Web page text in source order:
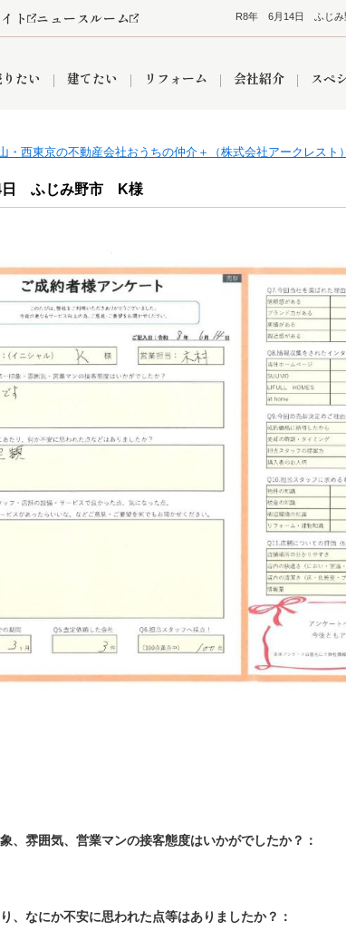
R8年 6月14日 ふじみ
ト ニュースルーム
す お気に入り
リノベーション済み物件
8代疾病保証付き住宅ローン 団体信用保険 購
新座市 朝霞市
たい
績 よくある質問
空き家 リースバック
市 狭山市 富士見市 新座市
建てたい リフォーム
【埼玉】補助金・助成金
会社紹介
お客様の声 創業の想い
入間営業所 ひばりケ丘営業所 秋津営業
うちパークグループの強み
スペ
ークくらぶ レンタルスペース
頼 なんでもご相談
・西東京の不動産会社おうちの仲介＋（株式会社アークレスト）
日 ふじみ野市 K様
、雰囲気、営業マンの接客態度はいかがでしたか？：
、なにか不安に思われた点等はありましたか？：